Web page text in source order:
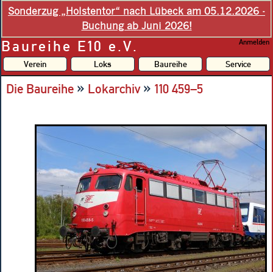
Sonderzug „Holstentor“ nach Lübeck am 05.12.2026 -
Buchung ab Juni 2026!
Baureihe E10 e.V. Anmelden
Verein Loks Baureihe Service
Die Baureihe » Lokarchiv» 110 459–5